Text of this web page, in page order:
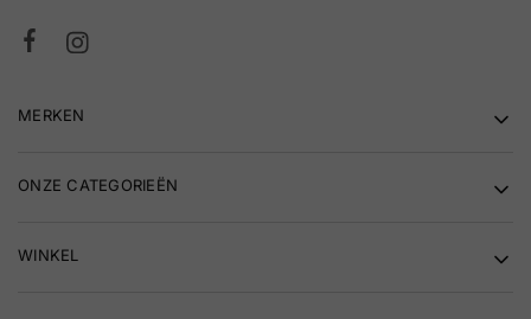
MERKEN
ONZE CATEGORIEËN
WINKEL